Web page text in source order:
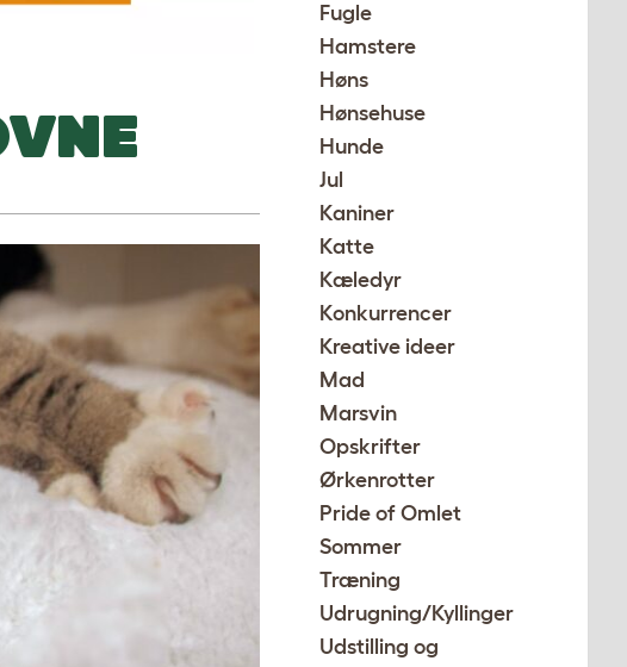
Fugle
Hamstere
Høns
Hønsehuse
Hunde
Jul
Kaniner
Katte
Kæledyr
Konkurrencer
Kreative ideer
Mad
Marsvin
Opskrifter
Ørkenrotter
Pride of Omlet
Sommer
Træning
Udrugning/Kyllinger
Udstilling og